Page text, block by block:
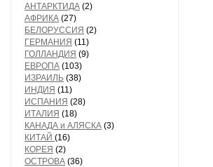
АНТАРКТИДА (2)
АФРИКА (27)
БЕЛОРУССИЯ (2)
ГЕРМАНИЯ (11)
ГОЛЛАНДИЯ (9)
ЕВРОПА (103)
ИЗРАИЛЬ (38)
ИНДИЯ (11)
ИСПАНИЯ (28)
ИТАЛИЯ (18)
КАНАДА и АЛЯСКА (3)
КИТАЙ (16)
КОРЕЯ (2)
ОСТРОВА (36)